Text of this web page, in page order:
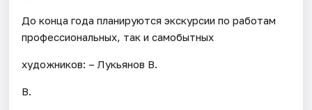
До конца года планируются экскурсии по работам
профессиональных, так и самобытных
художников: – Лукьянов В.
В.